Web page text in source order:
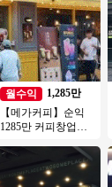
월수익
1,285만
【메가커피】순익
1285만 커피창업
아파트 항아리상권
입지최고